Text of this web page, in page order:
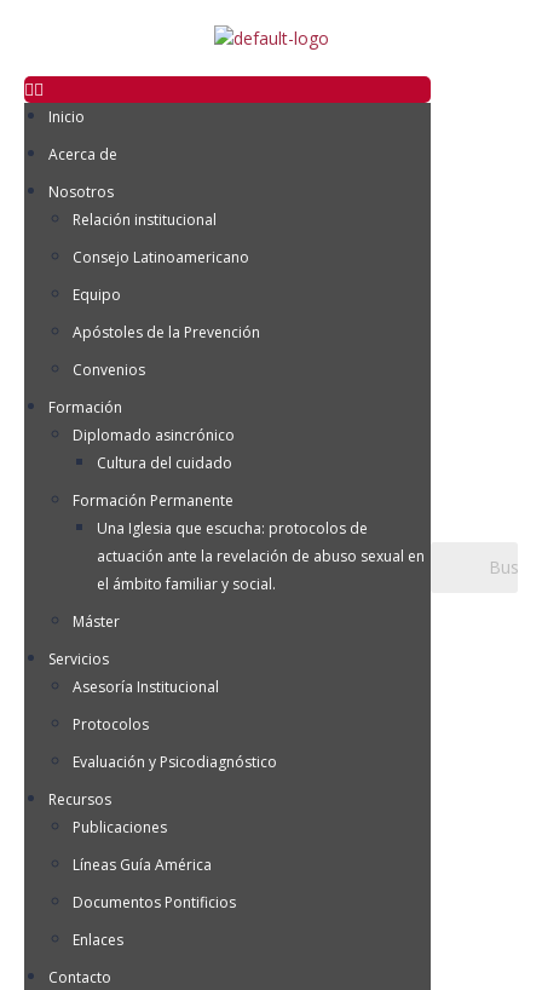
Inicio
Acerca de
Nosotros
Relación institucional
Consejo Latinoamericano
Equipo
Apóstoles de la Prevención
Convenios
Formación
Diplomado asincrónico
Cultura del cuidado
Formación Permanente
Una Iglesia que escucha: protocolos de
actuación ante la revelación de abuso sexual en
el ámbito familiar y social.
Máster
Servicios
Asesoría Institucional
Protocolos
Evaluación y Psicodiagnóstico
Recursos
Publicaciones
Líneas Guía América
Documentos Pontificios
Enlaces
Contacto